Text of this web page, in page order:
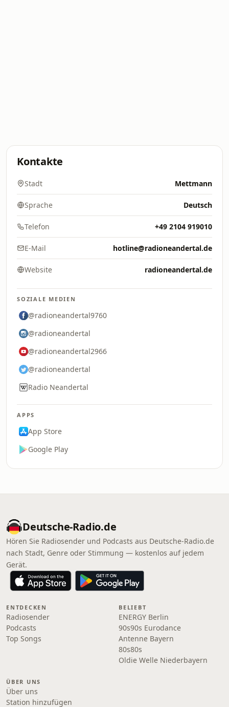
Kontakte
Stadt Mettmann
Sprache Deutsch
Telefon +49 2104 919010
E-Mail hotline@radioneandertal.de
Website radioneandertal.de
SOZIALE MEDIEN
@radioneandertal9760
@radioneandertal
@radioneandertal2966
@radioneandertal
Radio Neandertal
APPS
App Store
Google Play
Deutsche-Radio.de
Hören Sie Radiosender und Podcasts aus Deutsche-Radio.de
nach Stadt, Genre oder Stimmung — kostenlos auf jedem
Gerät.
ENTDECKEN
Radiosender
Podcasts
Top Songs
BELIEBT
ENERGY Berlin
90s90s Eurodance
Antenne Bayern
80s80s
Oldie Welle Niederbayern
ÜBER UNS
Über uns
Station hinzufügen